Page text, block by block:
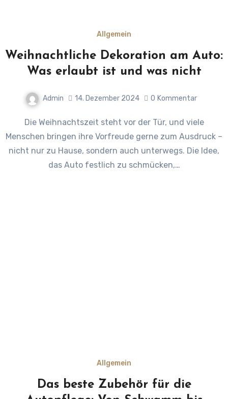
Allgemein
Weihnachtliche Dekoration am Auto:
Was erlaubt ist und was nicht
Admin 14. Dezember 2024 0 Kommentar
Die Weihnachtszeit steht vor der Tür, und viele
Menschen bringen ihre Vorfreude gerne zum Ausdruck –
nicht nur zu Hause, sondern auch unterwegs. Die Idee,
das Auto festlich zu schmücken,…
Allgemein
Das beste Zubehör für die